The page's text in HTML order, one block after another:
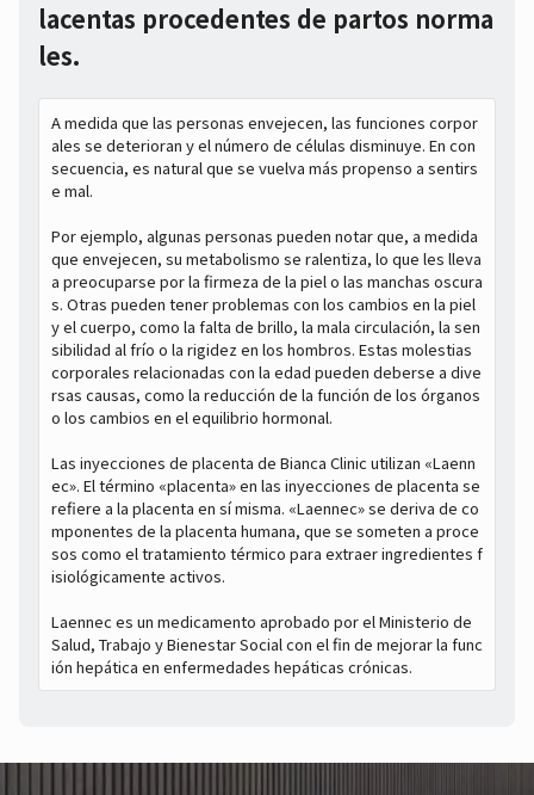
lacentas procedentes de partos norma
les.
A medida que las personas envejecen, las funciones corpor
ales se deterioran y el número de células disminuye. En con
secuencia, es natural que se vuelva más propenso a sentirs
e mal.
Por ejemplo, algunas personas pueden notar que, a medida
que envejecen, su metabolismo se ralentiza, lo que les lleva
a preocuparse por la firmeza de la piel o las manchas oscura
s. Otras pueden tener problemas con los cambios en la piel
y el cuerpo, como la falta de brillo, la mala circulación, la sen
sibilidad al frío o la rigidez en los hombros. Estas molestias
corporales relacionadas con la edad pueden deberse a dive
rsas causas, como la reducción de la función de los órganos
o los cambios en el equilibrio hormonal.
Las inyecciones de placenta de Bianca Clinic utilizan «Laenn
ec». El término «placenta» en las inyecciones de placenta se
refiere a la placenta en sí misma. «Laennec» se deriva de co
mponentes de la placenta humana, que se someten a proce
sos como el tratamiento térmico para extraer ingredientes f
isiológicamente activos.
Laennec es un medicamento aprobado por el Ministerio de
Salud, Trabajo y Bienestar Social con el fin de mejorar la func
ión hepática en enfermedades hepáticas crónicas.